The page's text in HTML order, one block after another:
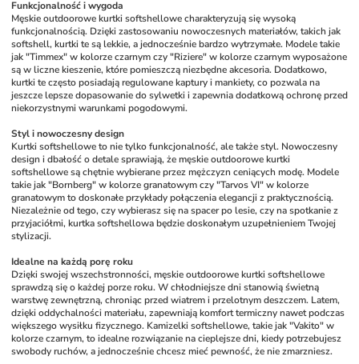
Funkcjonalność i wygoda
Męskie outdoorowe kurtki softshellowe charakteryzują się wysoką
funkcjonalnością. Dzięki zastosowaniu nowoczesnych materiałów, takich jak
softshell, kurtki te są lekkie, a jednocześnie bardzo wytrzymałe. Modele takie
jak "Timmex" w kolorze czarnym czy "Riziere" w kolorze czarnym wyposażone
są w liczne kieszenie, które pomieszczą niezbędne akcesoria. Dodatkowo,
kurtki te często posiadają regulowane kaptury i mankiety, co pozwala na
jeszcze lepsze dopasowanie do sylwetki i zapewnia dodatkową ochronę przed
niekorzystnymi warunkami pogodowymi.
Styl i nowoczesny design
Kurtki softshellowe to nie tylko funkcjonalność, ale także styl. Nowoczesny
design i dbałość o detale sprawiają, że męskie outdoorowe kurtki
softshellowe są chętnie wybierane przez mężczyzn ceniących modę. Modele
takie jak "Bornberg" w kolorze granatowym czy "Tarvos VI" w kolorze
granatowym to doskonałe przykłady połączenia elegancji z praktycznością.
Niezależnie od tego, czy wybierasz się na spacer po lesie, czy na spotkanie z
przyjaciółmi, kurtka softshellowa będzie doskonałym uzupełnieniem Twojej
stylizacji.
Idealne na każdą porę roku
Dzięki swojej wszechstronności, męskie outdoorowe kurtki softshellowe
sprawdzą się o każdej porze roku. W chłodniejsze dni stanowią świetną
warstwę zewnętrzną, chroniąc przed wiatrem i przelotnym deszczem. Latem,
dzięki oddychalności materiału, zapewniają komfort termiczny nawet podczas
większego wysiłku fizycznego. Kamizelki softshellowe, takie jak "Vakito" w
kolorze czarnym, to idealne rozwiązanie na cieplejsze dni, kiedy potrzebujesz
swobody ruchów, a jednocześnie chcesz mieć pewność, że nie zmarzniesz.